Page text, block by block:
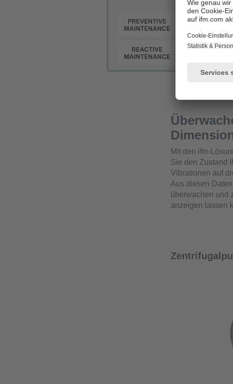
Mit den ifm-
Sie den Zustand
Vibrationen auf
Aus diesen
überwachen und
anzeigen lassen